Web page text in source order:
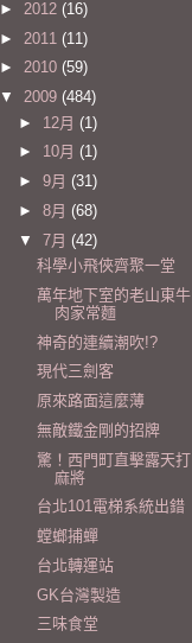
► 2012 (16)
► 2011 (11)
► 2010 (59)
▼ 2009 (484)
► 12月 (1)
► 10月 (1)
► 9月 (31)
► 8月 (68)
▼ 7月 (42)
科學小飛俠齊聚一堂
萬年地下室的老山東牛
肉家常麵
神奇的連續潮吹!?
現代三劍客
原來路面這麼薄
無敵鐵金剛的招牌
驚！西門町直擊露天打
麻將
台北101電梯系統出錯
螳螂捕蟬
台北轉運站
GK台灣製造
三味食堂